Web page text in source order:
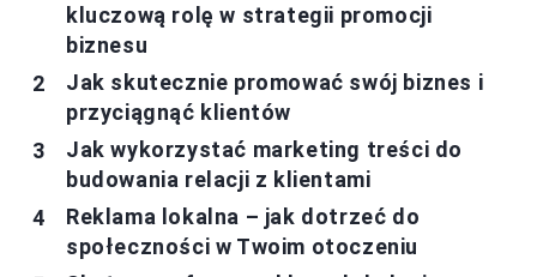
kluczową rolę w strategii promocji
biznesu
Jak skutecznie promować swój biznes i
przyciągnąć klientów
Jak wykorzystać marketing treści do
budowania relacji z klientami
Reklama lokalna – jak dotrzeć do
społeczności w Twoim otoczeniu